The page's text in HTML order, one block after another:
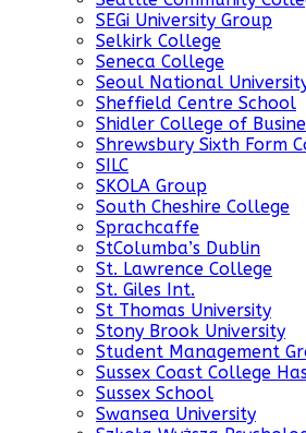
SEGi University Group
Selkirk College
Seneca College
Seoul National
Sheffield Centre School
Shidler College of
Shrewsbury Sixth Form
SILC
SKOLA Group
South Cheshire College
Sprachcaffe
StColumba’s Dublin
St. Lawrence College
St. Giles Int.
St Thomas University
Stony Brook University
Student Management
Sussex Coast College
Sussex School
Swansea University